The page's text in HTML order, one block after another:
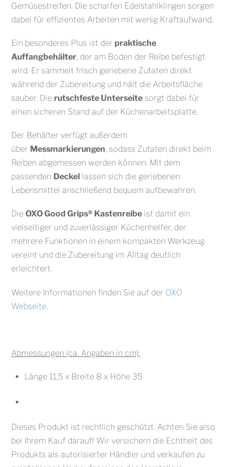
Gemüsestreifen. Die scharfen Edelstahlklingen sorgen
dabei für effizientes Arbeiten mit wenig Kraftaufwand.
Ein besonderes Plus ist der praktische
Auffangbehälter, der am Boden der Reibe befestigt
wird. Er sammelt frisch geriebene Zutaten direkt
während der Zubereitung und hält die Arbeitsfläche
sauber. Die rutschfeste Unterseite sorgt dabei für
einen sicheren Stand auf der Küchenarbeitsplatte.
Der Behälter verfügt außerdem
über Messmarkierungen, sodass Zutaten direkt beim
Reiben abgemessen werden können. Mit dem
passenden Deckel
lassen sich die geriebenen
Lebensmittel anschließend bequem aufbewahren.
DieOXO Good Grips® Kastenreibe ist damit ein
vielseitiger und zuverlässiger Küchenhelfer, der
mehrere Funktionen in einem kompakten Werkzeug
vereint und die Zubereitung im Alltag deutlich
erleichtert.
Weitere Informationen finden Sie auf der OXO
Webseite.
Abmessungen (ca. Angaben in cm):
Länge 11,5 x Breite 8 x Höhe 35
Dieses Produkt ist rechtlich geschützt. Achten Sie also
bei Ihrem Kauf darauf! Wir versichern die Echtheit des
Produkts als autorisierter Händler und verkaufen zu